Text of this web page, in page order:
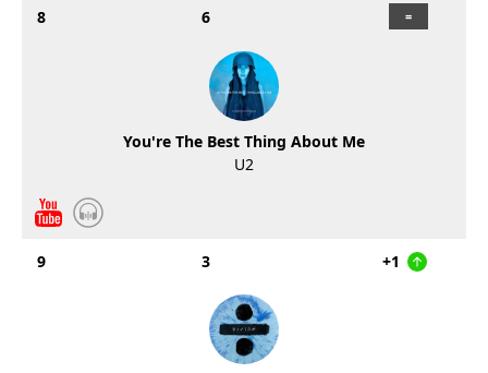
8 6
You're The Best Thing About Me
U2
9 3 +1